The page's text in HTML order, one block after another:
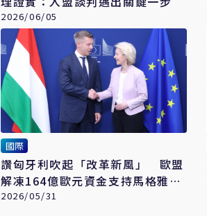
2026/06/05
國際
讚匈牙利吹起「改革新風」 歐盟
解凍164億歐元資金支持馬格雅政
府
2026/05/31